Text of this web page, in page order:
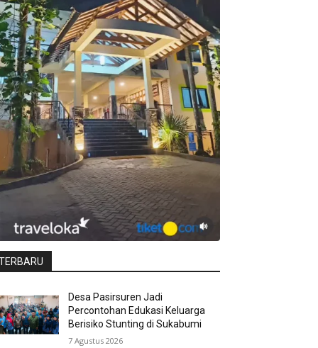
Desa Pasirsuren Jadi
Percontohan Edukasi Keluarga
Berisiko Stunting di Sukabumi
7 Agustus 2026